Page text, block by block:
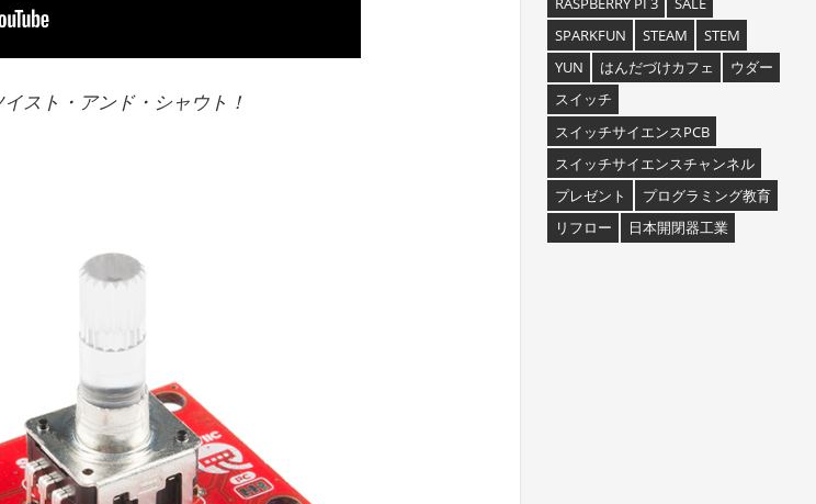
イスト・アンド・シャウト！
SPARKFUN
STEAM
STEM
YUN
はんだづけカフェ
ウダー
スイッチ
スイッチサイエンスPCB
スイッチサイエンスチャンネル
プレゼント
プログラミング教育
リフロー
日本開閉器工業